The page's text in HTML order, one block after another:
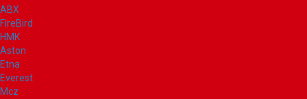
ABX
FireBird
НМК
Aston
Etna
Everest
Mcz